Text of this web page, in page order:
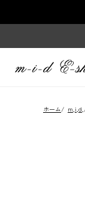
ホーム/ m,i,d,